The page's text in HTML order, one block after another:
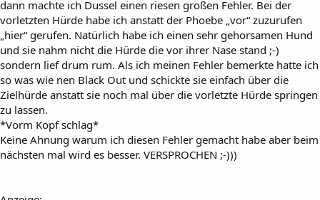
dann machte ich Dussel einen riesen großen Fehler. Bei der
vorletzten Hürde habe ich anstatt der Phoebe „vor“ zuzurufen
„hier“ gerufen. Natürlich habe ich einen sehr gehorsamen Hund
und sie nahm nicht die Hürde die vor ihrer Nase stand ;-)
sondern lief drum rum. Als ich meinen Fehler bemerkte hatte ich
so was wie nen Black Out und schickte sie einfach über die
Zielhürde anstatt sie noch mal über die vorletzte Hürde springen
zu lassen.
*Vorm Kopf schlag*
Keine Ahnung warum ich diesen Fehler gemacht habe aber beim
nächsten mal wird es besser. VERSPROCHEN ;-)))